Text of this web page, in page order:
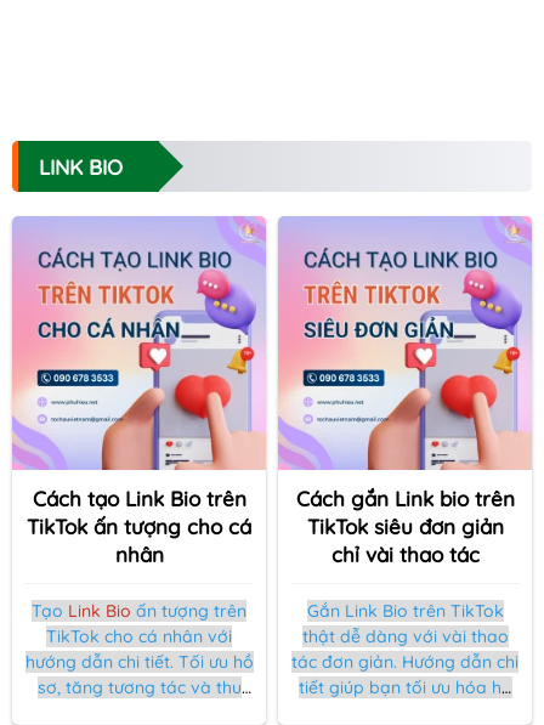
LINK BIO
Cách tạo Link Bio trên
TikTok ấn tượng cho cá
nhân
Tạo Link Bio ấn tượng trên
TikTok cho cá nhân với
hướng dẫn chi tiết. Tối ưu hồ
sơ, tăng tương tác và thu
Cách gắn Link bio trên
TikTok siêu đơn giản
chỉ vài thao tác
Gắn Link Bio trên TikTok
thật dễ dàng với vài thao
tác đơn giản. Hướng dẫn chi
tiết giúp bạn tối ưu hóa hồ